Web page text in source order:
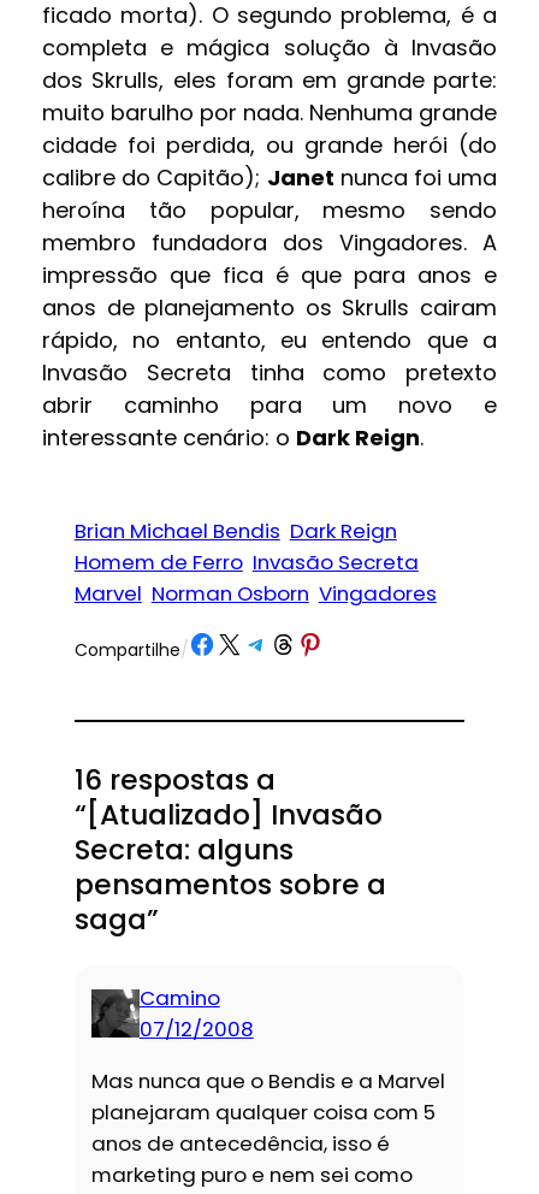
ficado morta). O segundo problema, é a
completa e mágica solução à Invasão
dos Skrulls, eles foram em grande parte:
muito barulho por nada. Nenhuma grande
cidade foi perdida, ou grande herói (do
calibre do Capitão); Janet nunca foi uma
heroína tão popular, mesmo sendo
membro fundadora dos Vingadores. A
impressão que fica é que para anos e
anos de planejamento os Skrulls cairam
rápido, no entanto, eu entendo que a
Invasão Secreta tinha como pretexto
abrir caminho para um novo e
interessante cenário: o Dark Reign.
Brian Michael Bendis Dark Reign
Homem de Ferro Invasão Secreta
Marvel Norman Osborn Vingadores
Compartilhe/Share on Facebook
Share on X Share on Telegram
Share on Threads
Share on Pinterest
16 respostas a
“[Atualizado] Invasão
Secreta: alguns
pensamentos sobre a
saga”
Camino
07/12/2008
Mas nunca que o Bendis e a Marvel
planejaram qualquer coisa com 5
anos de antecedência, isso é
marketing puro e nem sei como